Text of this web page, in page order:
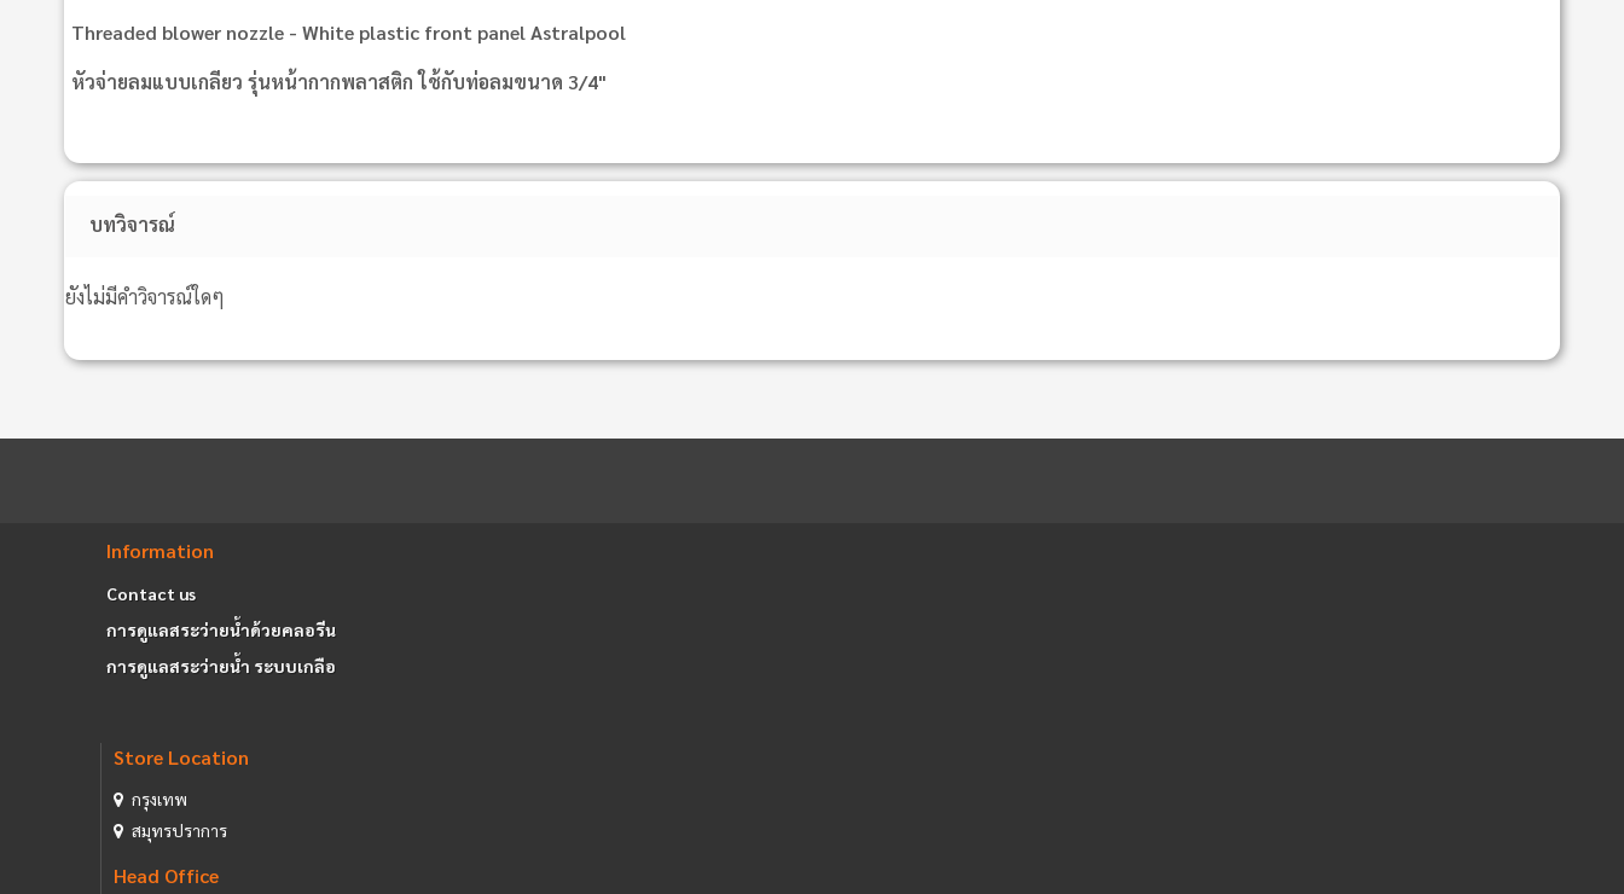
Threaded blower nozzle - White plastic front panel Astralpool
หัวจ่ายลมแบบเกลียว รุ่นหน้ากากพลาสติก ใช้กับท่อลมขนาด 3/4"
บทวิจารณ์
ยังไม่มีคำวิจารณ์ใดๆ
Information
Contact us
การดูแลสระว่ายน้ำด้วยคลอรีน
การดูแลสระว่ายน้ำ ระบบเกลือ
Store Location
กรุงเทพ
สมุทรปราการ
Head Office